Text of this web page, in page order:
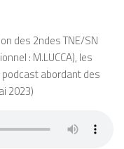
des 2ndes TNE/SN
: M.LUCCA), les
abordant des
2023)